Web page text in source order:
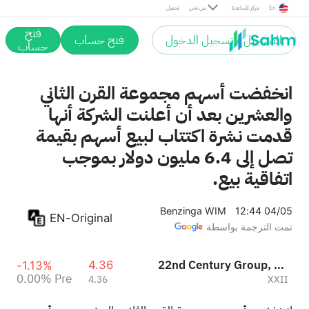
تحميل من نحن مركز المساعدة En
التسجيل / تسجيل الدخول فتح حساب فتح
حساب
انخفضت أسهم مجموعة القرن الثاني
والعشرين بعد أن أعلنت الشركة أنها
قدمت نشرة اكتتاب لبيع أسهم بقيمة
تصل إلى 6.4 مليون دولار بموجب
اتفاقية بيع.
Benzinga WIM
12:44 04/05
تمت الترجمة بواسطة
EN-Original
22nd Century Group, Inc.
XXII
4.36
4.36
-1.13%
0.00% Pre